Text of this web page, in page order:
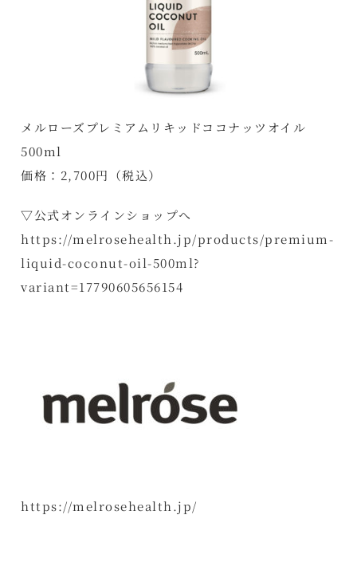
メルローズプレミアムリキッドココナッツオイル
500ml
価格：2,700円（税込）
▽公式オンラインショップへ
https://melrosehealth.jp/products/premium-
liquid-coconut-oil-500ml?
variant=17790605656154
https://melrosehealth.jp/